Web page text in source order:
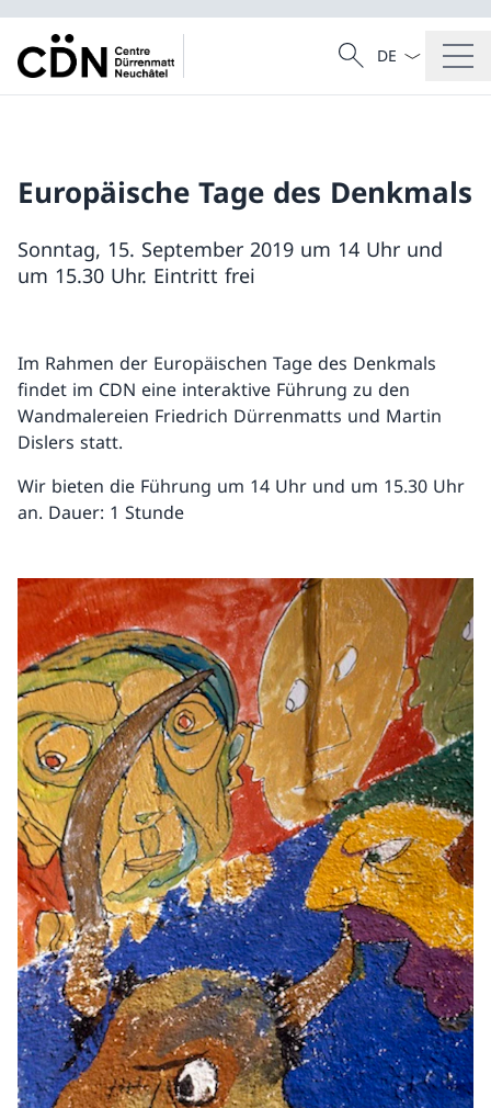
Suche
Suche
Sprach
Europäische Tage des Denkmals
Sonntag, 15. September 2019 um 14 Uhr und
um 15.30 Uhr. Eintritt frei
Im Rahmen der Europäischen Tage des Denkmals
findet im CDN eine interaktive Führung zu den
Wandmalereien Friedrich Dürrenmatts und Martin
Dislers statt.
Wir bieten die Führung um 14 Uhr und um 15.30 Uhr
an. Dauer: 1 Stunde